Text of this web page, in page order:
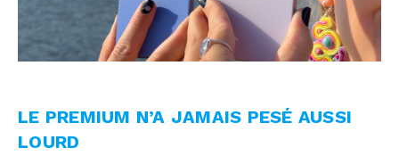
LE PREMIUM N’A JAMAIS PESÉ AUSSI
LOURD